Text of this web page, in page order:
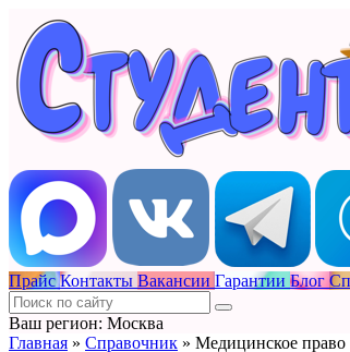
Прайс Контакты Вакансии Гарантии Блог
Ваш регион: Москва
Главная » Справочник » Медицинское право